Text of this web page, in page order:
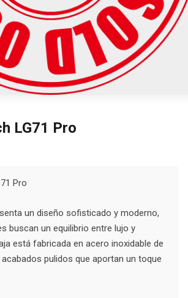
LG71 Pro
Pro
un diseño sofisticado y moderno,
buscan un equilibrio entre lujo y
está fabricada en acero inoxidable de
pulidos que aportan un toque